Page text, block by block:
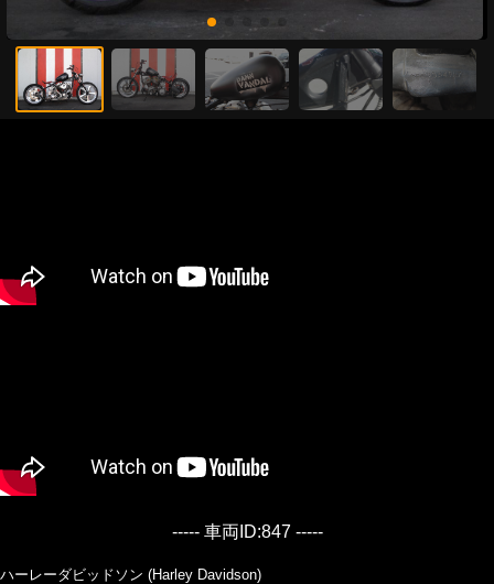
----- 車両ID:847 -----
ハーレーダビッドソン (Harley Davidson)